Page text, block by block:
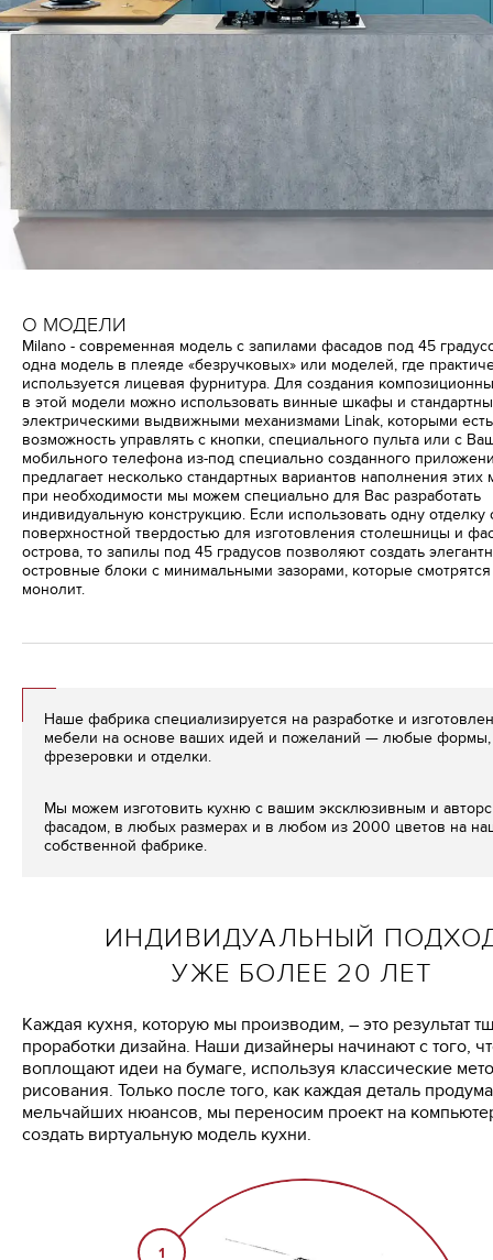
О МОДЕЛИ
Milano - современная модель с запилами фасадов под 45
одна модель в плеяде «безручковых» или моделей, где
используется лицевая фурнитура. Для создания
в этой модели можно использовать винные шкафы и
электрическими выдвижными механизмами Linak, которыми есть
возможность управлять с кнопки, специального пульта или с
мобильного телефона из-под специально созданного
предлагает несколько стандартных вариантов наполнения этих
при необходимости мы можем специально для Вас разработать
индивидуальную конструкцию. Если использовать одну отделку
поверхностной твердостью для изготовления столешницы и
острова, то запилы под 45 градусов позволяют создать
островные блоки с минимальными зазорами, которые смотрятся
монолит.
Наше фабрика специализируется на разработке и
мебели на основе ваших идей и пожеланий — любые формы,
фрезеровки и отделки.
Мы можем изготовить кухню с вашим эксклюзивным и
фасадом, в любых размерах и в любом из 2000 цветов на
собственной фабрике.
ИНДИВИДУАЛЬНЫЙ
УЖЕ БОЛЕЕ 20 ЛЕТ
Каждая кухня, которую мы производим, – это результат
проработки дизайна. Наши дизайнеры начинают с того,
воплощают идеи на бумаге, используя классические
рисования. Только после того, как каждая деталь
мельчайших нюансов, мы переносим проект на
создать виртуальную модель кухни.
1